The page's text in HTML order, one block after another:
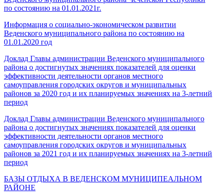
по состоянию на 01.01.2021г.
Информация о социально-экономическом развитии
Веденского муниципального района по состоянию на
01.01.2020 год
Доклад Главы администрации Веденского муниципального
района о достигнутых значениях показателей для оценки
эффективности деятельности органов местного
самоуправления городских округов и муниципальных
районов за 2020 год и их планируемых значениях на 3-летний
период
Доклад Главы администрации Веденского муниципального
района о достигнутых значениях показателей для оценки
эффективности деятельности органов местного
самоуправления городских округов и муниципальных
районов за 2021 год и их планируемых значениях на 3-летний
период
БАЗЫ ОТДЫХА В ВЕДЕНСКОМ МУНИЦИПЕАЛЬНОМ
РАЙОНЕ